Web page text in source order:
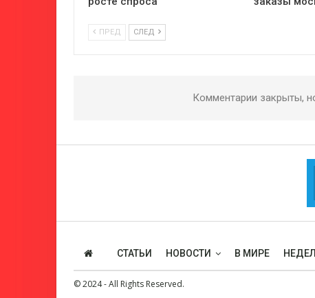
ПРЕД СЛЕД
Комментарии закрыты,
СТАТЬИ НОВОСТИ В МИРЕ
© 2024 - All Rights Reserved.